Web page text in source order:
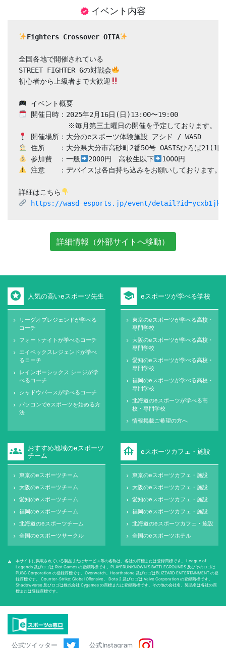
verified イベント内容
Fighters Crossover OITA
全国各地で開催されている
STREET FIGHTER 6の対戦会
初心者から上級者まで大歓迎
開催日時：2025年2月16日(日)13:00〜19:00
参加費　：一般 2000円　高校生以下
注意　　：デバイスは各自持ち込みをお願いしております。
詳細はこちら
https://wasd-esports.jp/event/
詳細情報（外部サイトへ移動）
stars 人気の高いeスポーツ先生
keyboard_arrow_right
リーグオブレジェンドが学べる
コーチ
keyboard_arrow_right フォートナイトが学べるコーチ
keyboard_arrow_right
エイペックスレジェンドが学べ
るコーチ
keyboard_arrow_right
レインボーシックス シージが学
べるコーチ
keyboard_arrow_right シャドウバースが学べるコーチ
keyboard_arrow_right
パソコンでeスポーツを始める方
法
school eスポーツが学べる学校
keyboard_arrow_right
東京のeスポーツが学べる高校・
専門学校
keyboard_arrow_right
大阪のeスポーツが学べる高校・
専門学校
keyboard_arrow_right
愛知のeスポーツが学べる高校・
専門学校
keyboard_arrow_right
福岡のeスポーツが学べる高校・
専門学校
keyboard_arrow_right
北海道のeスポーツが学べる高
校・専門学校
keyboard_arrow_right 情報掲載ご希望の方へ
groups
おすすめ地域のeスポーツ
チーム
keyboard_arrow_right 東京のeスポーツチーム
keyboard_arrow_right 大阪のeスポーツチーム
keyboard_arrow_right 愛知のeスポーツチーム
keyboard_arrow_right 福岡のeスポーツチーム
keyboard_arrow_right 北海道のeスポーツチーム
keyboard_arrow_right 全国のeスポーツサークル
foundation eスポーツカフェ・施設
keyboard_arrow_right 東京のeスポーツカフェ・施設
keyboard_arrow_right 大阪のeスポーツカフェ・施設
keyboard_arrow_right 愛知のeスポーツカフェ・施設
keyboard_arrow_right 福岡のeスポーツカフェ・施設
keyboard_arrow_right 北海道のeスポーツカフェ・施設
keyboard_arrow_right 全国のeスポーツホテル
warning
本サイトに掲載されている製品またはサービス等の名称は、各社の商標または登録商標です。 League of
Legends 及びロゴは Riot Games の登録商標です。PLAYERUNKNOWN'S BATTLEGROUNDS 及びそのロゴは
PUBG Corporation の登録商標です。Overwatch、Hearthstone 及びロゴはBLIZZARD ENTERTAINMENT の登
録商標です。 Counter-Strike: Global Oﬀensive、 Dota 2 及びロゴは Valve Corporation の登録商標です。
Shadowverse 及びロゴは株式会社 Cygames の商標または登録商標です。その他の会社名、製品名は各社の商
標または登録商標です。
公式ツイッター 公式Instagram